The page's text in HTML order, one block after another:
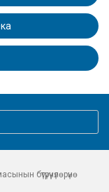
navigation
бүтүрүүчүлөрүнө